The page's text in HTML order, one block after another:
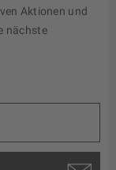
Aktionen und
nächste